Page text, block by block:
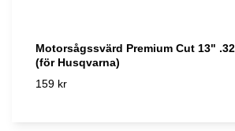
Motorsågssvärd Premium Cut 13"
(för Husqvarna)
159 kr